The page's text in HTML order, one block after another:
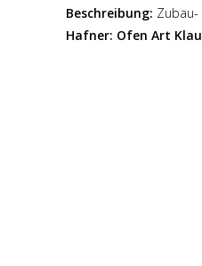
Beschreibung: Zubau-
Hafner: Ofen Art